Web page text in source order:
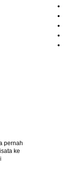
pernah
ke